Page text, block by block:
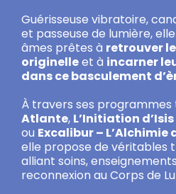
Guérisseuse vibratoire,
et passeuse de lumière,
âmes prêtes à retrouver
originelleet à incarner
dans ce basculement
À travers ses programmes
Atlante, L’Initiation
ou Excalibur – L’Alchimie
elle propose de véritables
alliant soins,
reconnexion au Corps de